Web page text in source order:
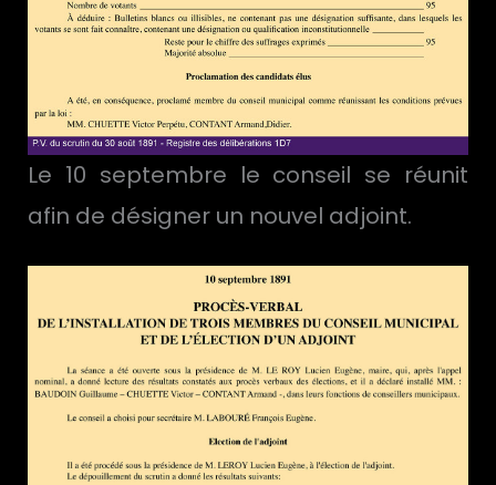
Le 10 septembre le conseil se réunit
afin de désigner un nouvel adjoint.